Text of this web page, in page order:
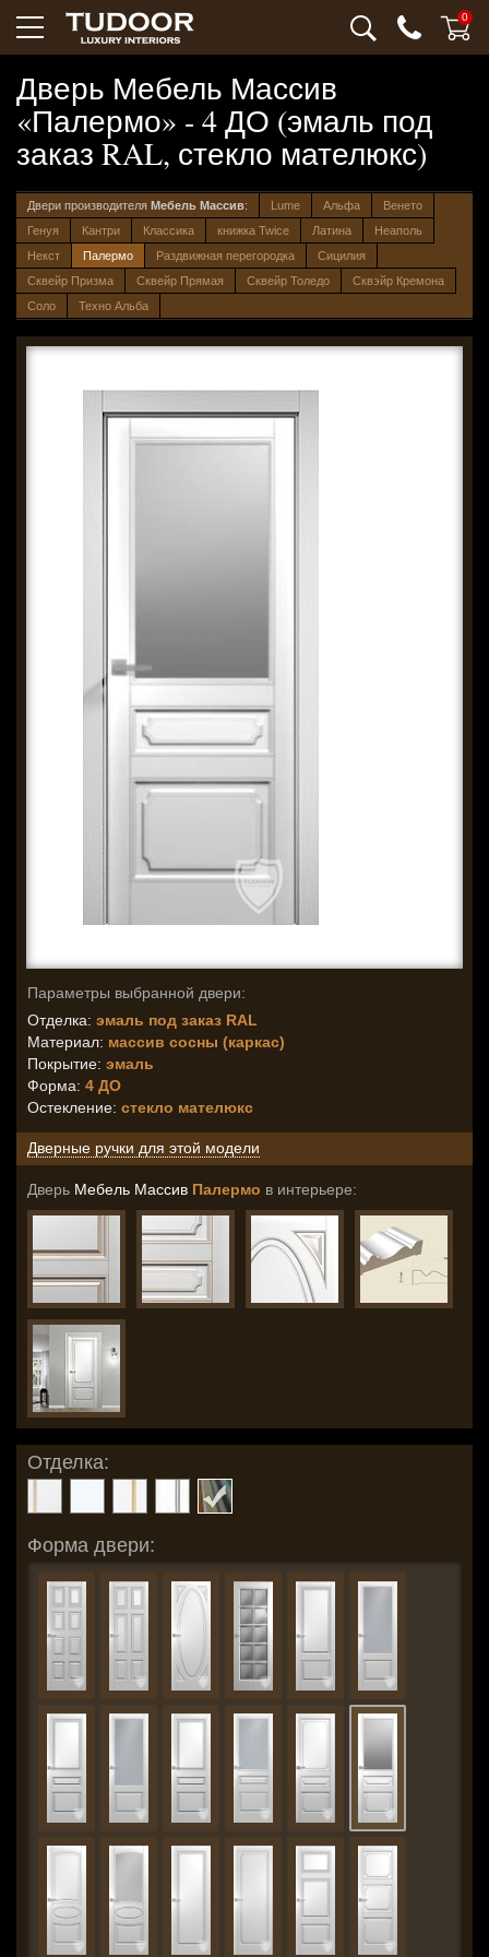
0
Дверь Мебель Массив
«Палермо» - 4 ДО (эмаль под
заказ RAL, стекло мателюкс)
Двери производителя Мебель Массив: Lume Альфа
Венето
Генуя
Кантри Классика книжка Twice Латина
Неаполь
Некст
Палермо Раздвижная перегородка
Сицилия
Сквейр Призма
Сквейр Прямая Сквейр Толедо
Сквэйр Кремона
Соло
Техно Альба
Параметры выбранной двери:
Отделка: эмаль под заказ RAL
Материал: массив сосны (каркас)
Покрытие: эмаль
Форма: 4 ДО
Остекление: стекло мателюкс
Дверные ручки для этой модели
Дверь Мебель Массив Палермо в интерьере:
Отделка:
Форма двери: